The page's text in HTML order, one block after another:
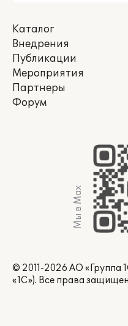
Каталог
Внедрения
Публикации
Мероприятия
Партнеры
Форум
Мы в Max
© 2011-2026 АО «Группа
«1С»). Все права